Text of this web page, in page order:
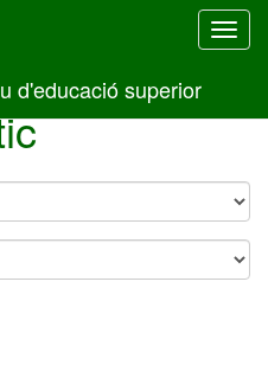
d'educació superior